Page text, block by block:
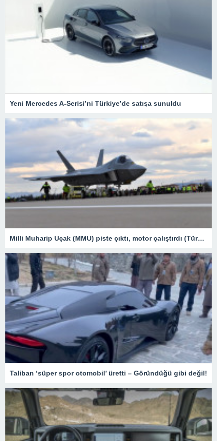
Yeni Mercedes A-Serisi’ni Türkiye’de satışa sunuldu
Milli Muharip Uçak (MMU) piste çıktı, motor çalıştırdı (Türkiye’nin yeni nesil yerli silahları) – Son Dakika Teknoloji Haberleri
Taliban ‘süper spor otomobil’ üretti – Göründüğü gibi değil!